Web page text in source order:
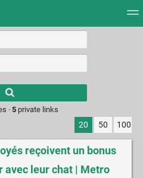
results.
· 5private links
20 50 100
reçoivent un bonus
avec leur chat | Metro